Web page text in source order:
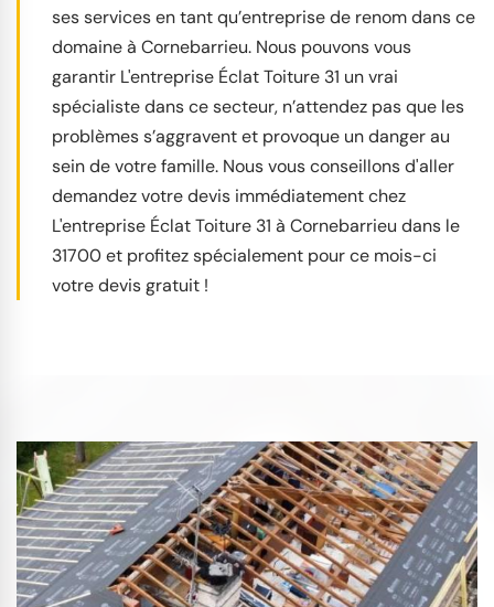
ses services en tant qu’entreprise de renom dans ce
domaine à Cornebarrieu. Nous pouvons vous
garantir L'entreprise Éclat Toiture 31 un vrai
spécialiste dans ce secteur, n’attendez pas que les
problèmes s’aggravent et provoque un danger au
sein de votre famille. Nous vous conseillons d'aller
demandez votre devis immédiatement chez
L'entreprise Éclat Toiture 31 à Cornebarrieu dans le
31700 et profitez spécialement pour ce mois-ci
votre devis gratuit !